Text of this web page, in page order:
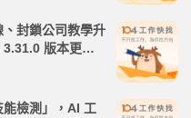
、封鎖公司教學升
版本更新
能檢測」，AI 工